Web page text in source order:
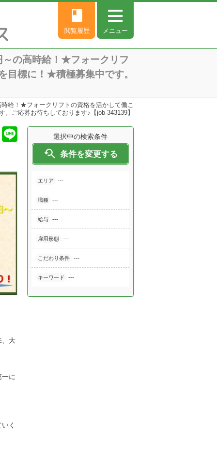
メニュー
book
閲覧履歴
の高時給！★フォークリフ
標に！★積極募集中です。
給！★フォークリフトの資格を活かして働こ
ご応募お待ちしております♪【job-343139】
選択中の検索条件
 条件を変更する
エリア ---
職種 ---
給与 ---
雇用形態 ---
こだわり条件 ---
キーワード ---
、大
に
く